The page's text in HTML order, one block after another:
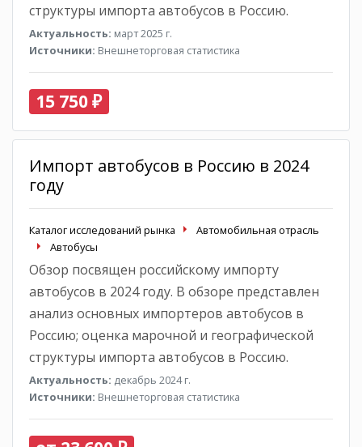
структуры импорта автобусов в Россию.
Актуальность: март 2025 г.
Источники: Внешнеторговая статистика
15 750 ₽
Импорт автобусов в Россию в 2024
году
Каталог исследований рынка
Автомобильная отрасль
Автобусы
Обзор посвящен российскому импорту
автобусов в 2024 году. В обзоре представлен
анализ основных импортеров автобусов в
Россию; оценка марочной и географической
структуры импорта автобусов в Россию.
Актуальность: декабрь 2024 г.
Источники: Внешнеторговая статистика